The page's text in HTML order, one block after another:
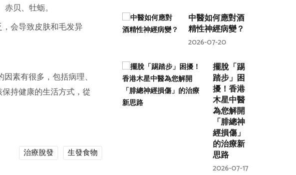
贝、牡蛎。
会导致皮肤和毛发异
素有很多，包括病理、
持健康的生活方式，從
治療脫發 生發食物
中醫如何應對酒
精性神經病變？
2026-07-20
擺脫「踢
踏步」困
擾！香港
木星中醫
為您解開
「腓總神
經損傷」
的治療新
思路
2026-07-17